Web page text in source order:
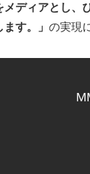
メディアとし、
す。」 の実現